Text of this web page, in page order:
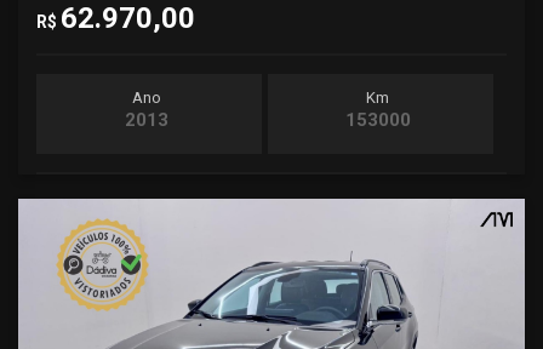
R$ 62.970,00
Ano
2013
Km
153000